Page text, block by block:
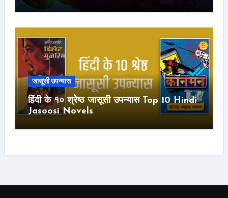
जासूसी उपन्यास
हिंदी के १० श्रेष्ठ जासूसी उपन्यास Top 10 Hindi
Jasoosi Novels